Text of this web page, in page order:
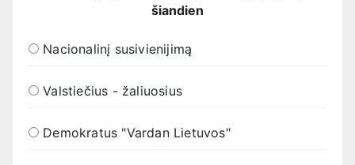
šiandien
Nacionalinį susivienijimą
Valstiečius - žaliuosius
Demokratus "Vardan Lietuvos"